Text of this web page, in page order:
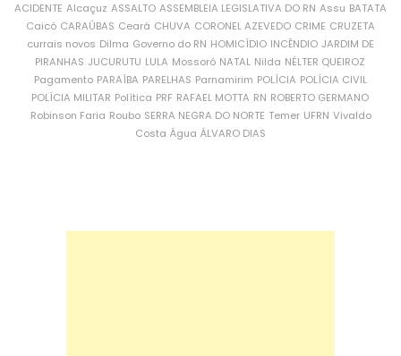
ACIDENTE Alcaçuz ASSALTO ASSEMBLEIA LEGISLATIVA DO RN Assu BATATA
Caicó CARAÚBAS Ceará CHUVA CORONEL AZEVEDO CRIME CRUZETA
currais novos Dilma Governo do RN HOMICÍDIO INCÊNDIO JARDIM DE
PIRANHAS JUCURUTU LULA Mossoró NATAL Nilda NÉLTER QUEIROZ
Pagamento PARAÍBA PARELHAS Parnamirim POLÍCIA POLÍCIA CIVIL
POLÍCIA MILITAR Política PRF RAFAEL MOTTA RN ROBERTO GERMANO
Robinson Faria Roubo SERRA NEGRA DO NORTE Temer UFRN Vivaldo
Costa Água ÁLVARO DIAS